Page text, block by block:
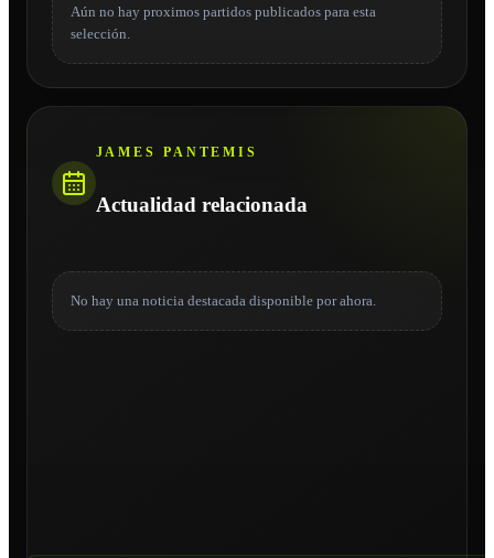
Aún no hay proximos partidos publicados para esta
selección.
JAMES PANTEMIS
Actualidad relacionada
No hay una noticia destacada disponible por ahora.